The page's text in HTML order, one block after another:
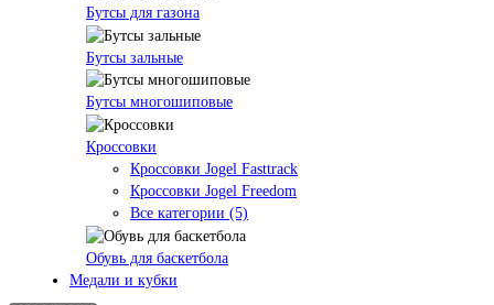
Бутсы для газона
Бутсы зальные
Бутсы многошиповые
Кроссовки
Кроссовки Jogel Fasttrack
Кроссовки Jogel Freedom
Все категории (5)
Обувь для баскетбола
Медали и кубки